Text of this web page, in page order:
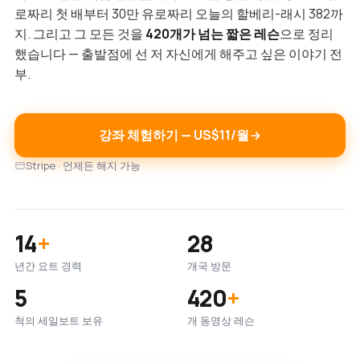
로짜리 첫 배부터 30만 유로짜리 오늘의 할베리-래시 382까
지. 그리고 그 모든 것을 420개가 넘는 짧은 레슨으로 정리
했습니다 — 출발점에 선 저 자신에게 해주고 싶은 이야기 전
부.
강좌 체험하기 — US$11/월
Stripe · 언제든 해지 가능
14+
년간 요트 경력
28
개국 방문
5
척의 세일보트 보유
420+
개 동영상 레슨